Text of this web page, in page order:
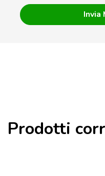
Prodotti